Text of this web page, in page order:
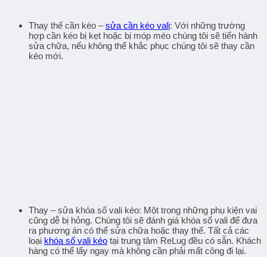
Thay thế cần kéo –sửa cần kéo vali: Với những trường
hợp cần kéo bị kẹt hoặc bị móp méo chúng tôi sẽ tiến hành
sửa chữa, nếu không thể khắc phục chúng tôi sẽ thay cần
kéo mới.
Thay –sửa khóa số vali kéo: Một trong những phụ kiện vai
cũng dễ bị hỏng. Chúng tôi sẽ đánh giá khóa số vali để đưa
ra phương án có thể sửa chữa hoặc thay thế. Tất cả các
loại khóa số vali kéo tại trung tâm ReLug đều có sẵn. Khách
hàng có thể lấy ngay mà không cần phải mất công đi lại.